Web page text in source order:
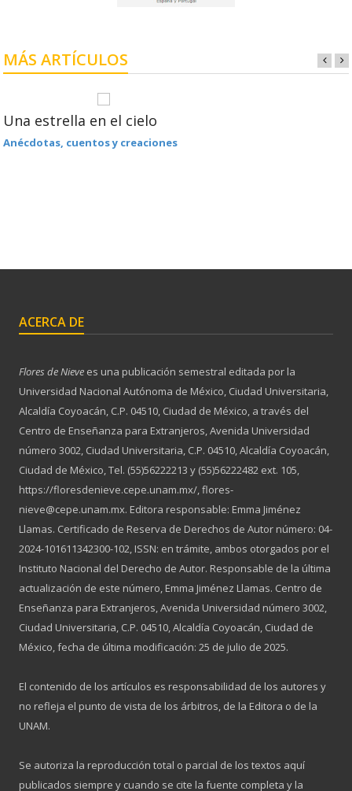
MÁS ARTÍCULOS
Una estrella en el cielo
Anécdotas, cuentos y creaciones
ACERCA DE
Flores de Nieve es una publicación semestral editada por la
Universidad Nacional Autónoma de México, Ciudad Universitaria,
Alcaldía Coyoacán, C.P. 04510, Ciudad de México, a través del
Centro de Enseñanza para Extranjeros, Avenida Universidad
número 3002, Ciudad Universitaria, C.P. 04510, Alcaldía Coyoacán,
Ciudad de México, Tel. (55)56222213 y (55)56222482 ext. 105,
https://floresdenieve.cepe.unam.mx/, flores-
nieve@cepe.unam.mx. Editora responsable: Emma Jiménez
Llamas. Certificado de Reserva de Derechos de Autor número: 04-
2024-101611342300-102, ISSN: en trámite, ambos otorgados por el
Instituto Nacional del Derecho de Autor. Responsable de la última
actualización de este número, Emma Jiménez Llamas. Centro de
Enseñanza para Extranjeros, Avenida Universidad número 3002,
Ciudad Universitaria, C.P. 04510, Alcaldía Coyoacán, Ciudad de
México, fecha de última modificación: 25 de julio de 2025.
El contenido de los artículos es responsabilidad de los autores y
no refleja el punto de vista de los árbitros, de la Editora o de la
UNAM.
Se autoriza la reproducción total o parcial de los textos aquí
publicados siempre y cuando se cite la fuente completa y la